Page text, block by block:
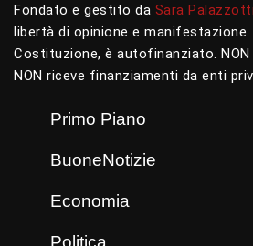
Fondato e gestito da Sara Palazzotti
libertà di opinione e manifestazione
Costituzione, è autofinanziato.
NON riceve finanziamenti da enti
Primo Piano
BuoneNotizie
Economia
Politica